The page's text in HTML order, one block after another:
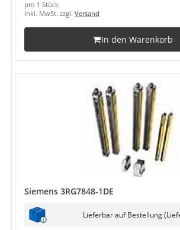
pro 1 Stück
inkl. MwSt. zzgl. Versand
In den Warenkorb
Siemens 3RG7848-1DE
Lieferbar auf Bestellung